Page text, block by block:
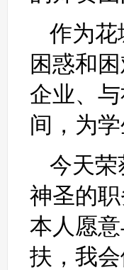
作为花
困惑和
企业、
间，为
今天荣
神圣的
本人愿
扶，我